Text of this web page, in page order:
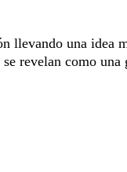
llevando una idea
revelan como una